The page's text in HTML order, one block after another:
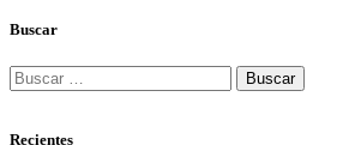
Buscar
Buscar:
Recientes